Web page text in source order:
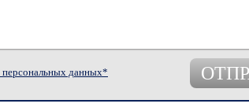
персональных данных*